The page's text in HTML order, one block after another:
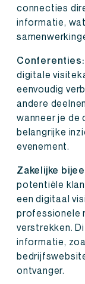
connecties
informatie,
Conferenties:
digitale
eenvoudig
andere
wanneer je de
belangrijke
evenement.
Zakelijke
potentiële
een digitaal
professionele
verstrekken.
informatie,
ontvanger.